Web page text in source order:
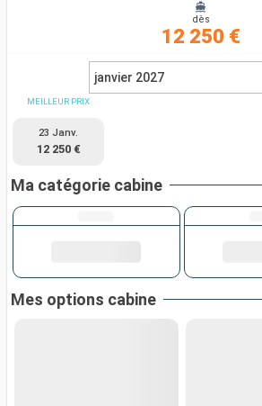
dès
12 250 €
janvier 2027
MEILLEUR PRIX
23 Janv.
12 250 €
Ma catégorie cabine
Mes options cabine
Rechercher